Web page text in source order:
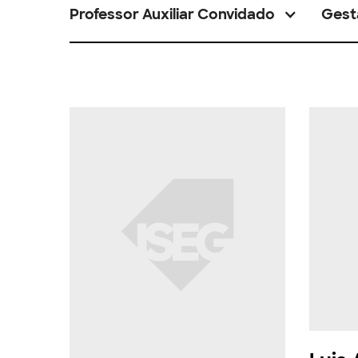
Professor Auxiliar Convidado